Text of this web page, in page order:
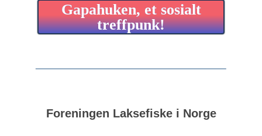
Gapahuken, et sosialt
treffpunk!
Foreningen Laksefiske i Norge